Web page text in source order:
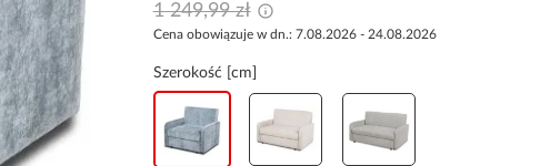
1 249,99 zł
Cena obowiązuje w dn.: 7.08.2026 - 24.08.2026
Szerokość [cm]